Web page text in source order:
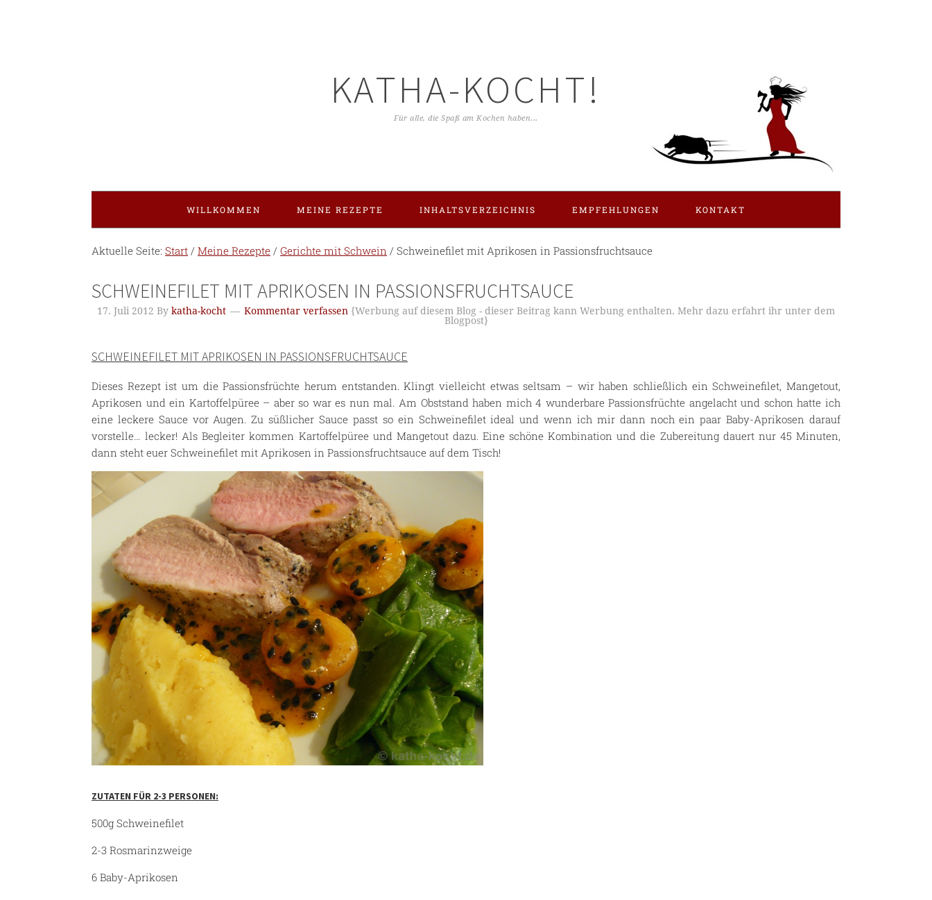
KATHA-KOCHT!
Für alle, die Spaß am Kochen haben...
WILLKOMMEN MEINE REZEPTE INHALTSVERZEICHNIS EMPFEHLUNGEN KONTAKT
Aktuelle Seite: Start / Meine Rezepte / Gerichte mit Schwein / Schweinefilet mit Aprikosen in Passionsfruchtsauce
SCHWEINEFILET MIT APRIKOSEN IN PASSIONSFRUCHTSAUCE
17. Juli 2012 By katha-kocht Kommentar verfassen {Werbung auf diesem Blog - dieser Beitrag kann Werbung enthalten. Mehr dazu erfahrt ihr unter dem
Blogpost}
SCHWEINEFILET MIT APRIKOSEN IN PASSIONSFRUCHTSAUCE
Dieses Rezept ist um die Passionsfrüchte herum entstanden. Klingt vielleicht etwas seltsam – wir haben schließlich ein Schweinefilet, Mangetout,
Aprikosen und ein Kartoffelpüree – aber so war es nun mal. Am Obststand haben mich 4 wunderbare Passionsfrüchte angelacht und schon hatte ich
eine leckere Sauce vor Augen. Zu süßlicher Sauce passt so ein Schweinefilet ideal und wenn ich mir dann noch ein paar Baby-Aprikosen darauf
vorstelle… lecker! Als Begleiter kommen Kartoffelpüree und Mangetout dazu. Eine schöne Kombination und die Zubereitung dauert nur 45 Minuten,
dann steht euer Schweinefilet mit Aprikosen in Passionsfruchtsauce auf dem Tisch!
ZUTATEN FÜR 2-3 PERSONEN:
500g Schweinefilet
2-3 Rosmarinzweige
6 Baby-Aprikosen